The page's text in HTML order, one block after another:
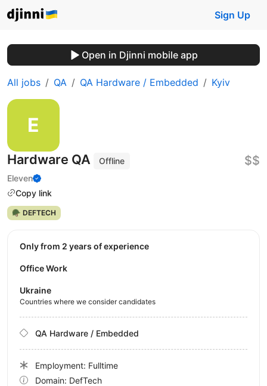
Sign Up
Open in Djinni mobile app
All jobs QA QA Hardware / Embedded Kyiv
Hardware QA
Offline
Eleven
Copy link
$$
🪖 DEFTECH
Only from 2 years of experience
Office Work
Ukraine
Countries where we consider candidates
QA Hardware / Embedded
Employment: Fulltime
Domain: DefTech